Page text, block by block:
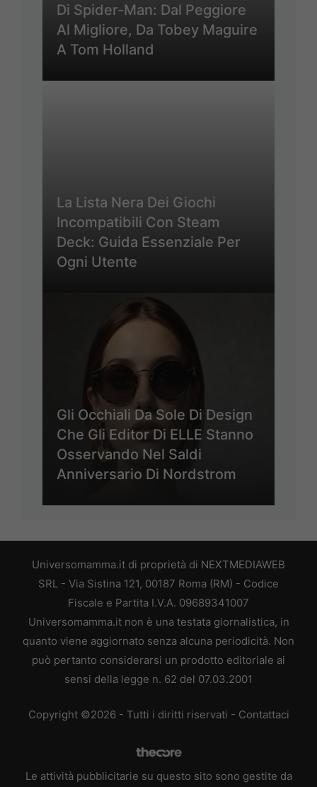
Di Spider-Man: Dal Peggiore
Al Migliore, Da Tobey Maguire
A Tom Holland
La Lista Nera Dei Giochi
Incompatibili Con Steam
Deck: Guida Essenziale Per
Ogni Utente
Gli Occhiali Da Sole Di Design
Che Gli Editor Di ELLE Stanno
Osservando Nel Saldi
Anniversario Di Nordstrom
Universomamma.it di proprietà di NEXTMEDIAWEB
SRL - Via Sistina 121, 00187 Roma (RM) - Codice
Fiscale e Partita I.V.A. 09689341007
Universomamma.it non è una testata giornalistica, in
quanto viene aggiornato senza alcuna periodicità. Non
può pertanto considerarsi un prodotto editoriale ai
sensi della legge n. 62 del 07.03.2001
Copyright ©2026 - Tutti i diritti riservati - Contattaci
Le attività pubblicitarie su questo sito sono gestite da